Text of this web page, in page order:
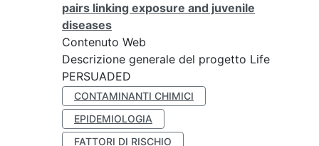
pairs linking exposure and juvenile
diseases
Contenuto Web
Descrizione generale del progetto Life
PERSUADED
CONTAMINANTI CHIMICI
EPIDEMIOLOGIA
FATTORI DI RISCHIO